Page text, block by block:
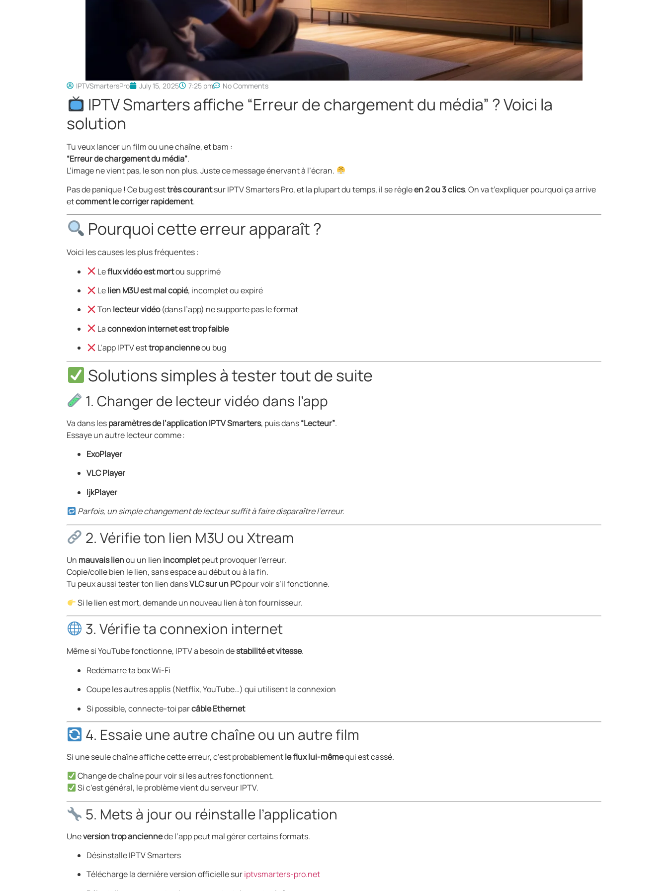
IPTVSmartersPro July 15, 2025 7:25 pm No Comments
IPTV Smarters affiche “Erreur de chargement du média” ? Voici la
solution
Tu veux lancer un film ou une chaîne, et bam :
“Erreur de chargement du média”.
L’image ne vient pas, le son non plus. Juste ce message énervant à l’écran.
Pas de panique ! Ce bug esttrès courantsur IPTV Smarters Pro, et la plupart du temps, il se règleen 2 ou 3 clics. On va t’expliquer pourquoi ça arrive
etcomment le corriger rapidement.
Pourquoi cette erreur apparaît ?
Voici les causes les plus fréquentes :
Leflux vidéo est mortou supprimé
Lelien M3U est mal copié, incomplet ou expiré
Ton lecteur vidéo(dans l’app) ne supporte pas le format
Laconnexion internet est trop faible
L’app IPTV esttrop ancienneou bug
Solutions simples à tester tout de suite
1. Changer de lecteur vidéo dans l’app
Va dans lesparamètres de l’application IPTV Smarters, puis dans“Lecteur”.
Essaye un autre lecteur comme :
ExoPlayer
VLC Player
IjkPlayer
Parfois, un simple changement de lecteur suffit à faire disparaître l’erreur.
2. Vérifie ton lien M3U ou Xtream
Un mauvais lienou un lien incompletpeut provoquer l’erreur.
Copie/colle bien le lien, sans espace au début ou à la fin.
Tu peux aussi tester ton lien dansVLC sur un PCpour voir s’il fonctionne.
Si le lien est mort, demande un nouveau lien à ton fournisseur.
3. Vérifie ta connexion internet
Même si YouTube fonctionne, IPTV a besoin destabilité et vitesse.
Redémarre ta box Wi-Fi
Coupe les autres applis (Netflix, YouTube…) qui utilisent la connexion
Si possible, connecte-toi parcâble Ethernet
4. Essaie une autre chaîne ou un autre film
Si une seule chaîne affiche cette erreur, c’est probablementle flux lui-mêmequi est cassé.
Change de chaîne pour voir si les autres fonctionnent.
Si c’est général, le problème vient du serveur IPTV.
5. Mets à jour ou réinstalle l’application
Uneversion trop anciennede l’app peut mal gérer certains formats.
Désinstalle IPTV Smarters
Télécharge la dernière version officielle suriptvsmarters-pro.net